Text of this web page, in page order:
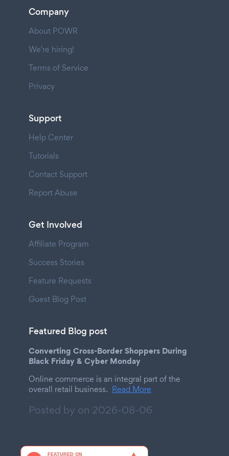
Company
About POWR
We're hiring!
Terms of Service
Privacy
Support
Help Center
Tutorials
Contact Support
Report Abuse
Get Involved
Affiliate Program
Success Stories
Feature Requests
Guest Blog Post
Featured Blog post
Converting Cross-Border Shoppers During
Black Friday & Cyber Monday
Online commerce is an integral part of the
overall retail business. Read More
Posted by on 2026-08-06